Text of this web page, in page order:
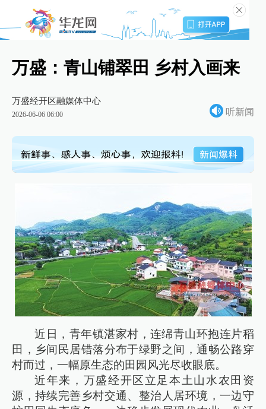
万盛：青山铺翠田 乡村入画来
万盛经开区融媒体中心
2026-06-06 06:00 听新闻
近日，青年镇湛家村，连绵青山环抱连片稻
田，乡间民居错落分布于绿野之间，通畅公路穿
村而过，一幅原生态的田园风光尽收眼底。
近年来，万盛经开区立足本土山水农田资
源，持续完善乡村交通、整治人居环境，一边守